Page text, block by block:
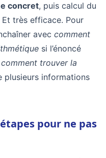
concret, puis calcul du
Et très efficace. Pour
avec comment
si l’énoncé
comment trouver la
plusieurs informations
pour ne pas